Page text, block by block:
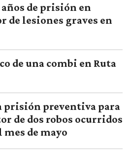
años de prisión en
de lesiones graves en
de una combi en Ruta
prisión preventiva para
de dos robos ocurridos
de mayo